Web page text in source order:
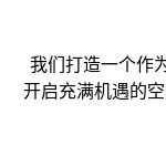
我们打造一个作
开启充满机遇的